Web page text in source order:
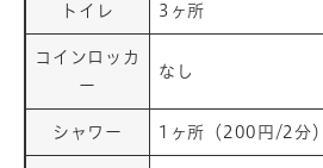
トイレ 3ヶ所
コインロッカ
ー
なし
シャワー 1ヶ所（200円/2分）